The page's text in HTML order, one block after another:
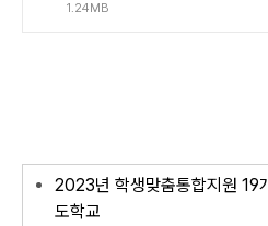
1.24MB
2023년 학생맞춤통합지원 19
도학교